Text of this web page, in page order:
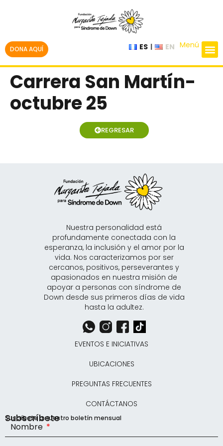
Menú
ES EN
DONA AQUÍ
Carrera San Martín-
octubre 25
REGRESAR
Nuestra personalidad está
profundamente conectada con la
esperanza, la inclusión y el amor por la
vida. Nos caracterizamos por ser
cercanos, positivos, perseverantes y
apasionados en nuestra misión de
apoyar a personas con síndrome de
Down desde sus primeros días de vida
hasta la adultez.
EVENTOS E INICIATIVAS
UBICACIONES
PREGUNTAS FRECUENTES
CONTÁCTANOS
Subscríbete
Suscríbete a nuestro boletín mensual
Nombre